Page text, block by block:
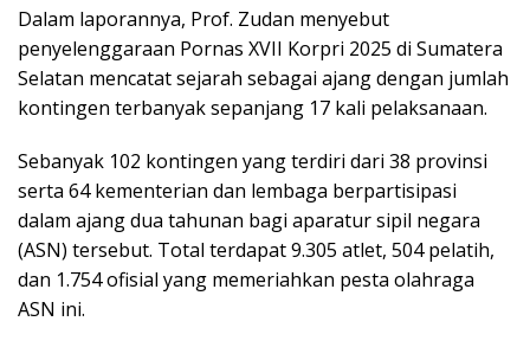
Dalam laporannya, Prof. Zudan menyebut
penyelenggaraan Pornas XVII Korpri 2025 di Sumatera
Selatan mencatat sejarah sebagai ajang dengan jumlah
kontingen terbanyak sepanjang 17 kali pelaksanaan.
Sebanyak 102 kontingen yang terdiri dari 38 provinsi
serta 64 kementerian dan lembaga berpartisipasi
dalam ajang dua tahunan bagi aparatur sipil negara
(ASN) tersebut. Total terdapat 9.305 atlet, 504 pelatih,
dan 1.754 ofisial yang memeriahkan pesta olahraga
ASN ini.